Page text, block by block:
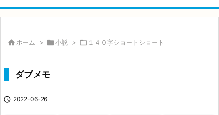

前へ
 ホーム > 小説 >  １４０字ショートショート
ダブメモ
 2022-06-26